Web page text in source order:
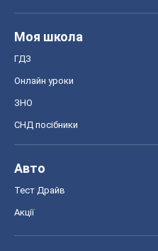
Моя школа
ГДЗ
Онлайн уроки
ЗНО
СНД посібники
Авто
Тест Драйв
Акції